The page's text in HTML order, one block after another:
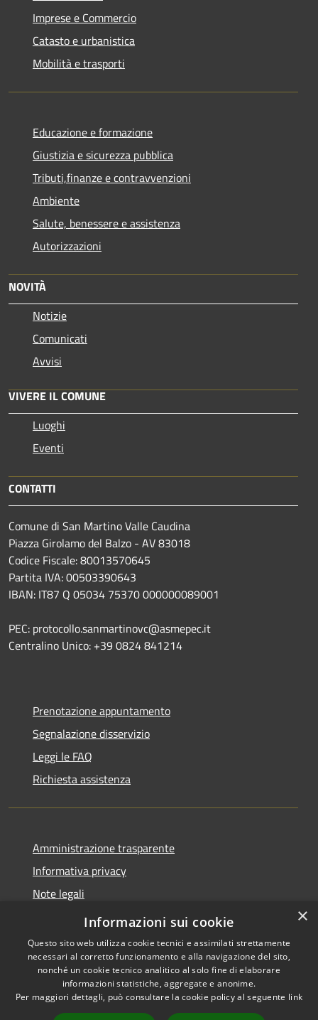
Imprese e Commercio
Catasto e urbanistica
Mobilità e trasporti
Educazione e formazione
Giustizia e sicurezza pubblica
Tributi,finanze e contravvenzioni
Ambiente
Salute, benessere e assistenza
Autorizzazioni
NOVITÀ
Notizie
Comunicati
Avvisi
VIVERE IL COMUNE
Luoghi
Eventi
CONTATTI
Comune di San Martino Valle Caudina
Piazza Girolamo del Balzo - AV 83018
Codice Fiscale: 80013570645
Partita IVA: 00503390643
IBAN: IT87 Q 05034 75370 000000089001
PEC: protocollo.sanmartinovc@asmepec.it
Centralino Unico: +39 0824 841214
Prenotazione appuntamento
Segnalazione disservizio
Leggi le FAQ
Richiesta assistenza
Amministrazione trasparente
Informativa privacy
Note legali
Dichiarazione di accessibilità
Accessibilità
Copyright © 2026 • Comune di
San Martino Valle Caudina •
×
Informazioni sui cookie
Questo sito web utilizza cookie tecnici e assimilati strettamente
necessari al corretto funzionamento e alla navigazione del sito,
nonché un cookie tecnico analitico al solo fine di elaborare
informazioni statistiche, aggregate e anonime.
Per maggiori dettagli, può consultare la cookie policy al seguente link